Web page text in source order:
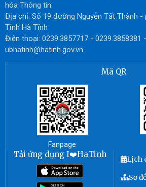
hóa Thông tin.
Địa chỉ: Số 19 đường Nguyễn Tất Thành -
Tỉnh Hà Tĩnh
Điện thoại: 0239.3857717 - 0239.3858381
ubhatinh@hatinh.gov.vn
Mã QR
Fanpage
Tải ứng dụng I❤️HaTinh
Lịch
Sơ